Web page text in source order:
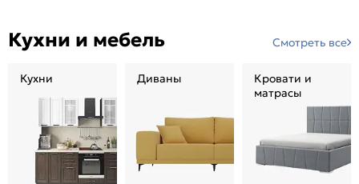
Кухни и мебель Смотреть все
Кухни Диваны
Кровати и
матрасы